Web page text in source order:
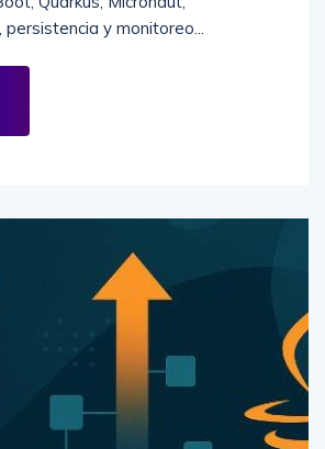
persistencia y monitoreo...